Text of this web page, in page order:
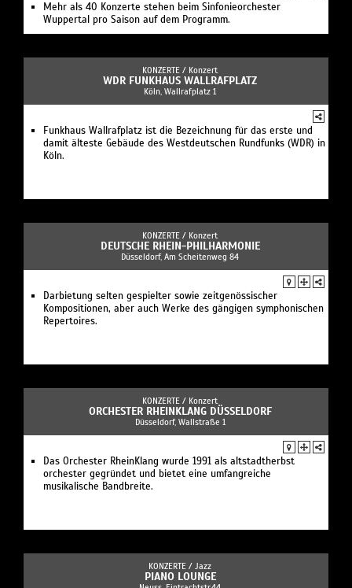
Mehr als 40 Konzerte stehen beim Sinfonieorchester
Wuppertal pro Saison auf dem Programm.
KONZERTE / Konzert
WDR FUNKHAUS WALLRAFPLATZ
Köln, Wallrafplatz 1
Funkhaus Wallrafplatz ist die Bezeichnung für das erste und
damit älteste Gebäude des Westdeutschen Rundfunks (WDR) in
Köln.
KONZERTE / Konzert
DEUTSCHE RHEIN-PHILHARMONIE
Düsseldorf, Am Scheitenweg 84
Darbietung selten gespielter sowie zeitgenössischer
Kompositionen, aber auch Werke des gängigen symphonischen
Repertoires.
KONZERTE / Konzert
ORCHESTER RHEINKLANG DÜSSELDORF
Düsseldorf, Wallstraße 1
Das Orchester RheinKlang wurde 1991 als altstadtherbst
orchester gegründet und bietet eine umfangreiche
musikalische Bandbreite.
KONZERTE / Jazz
PIANO LOUNGE